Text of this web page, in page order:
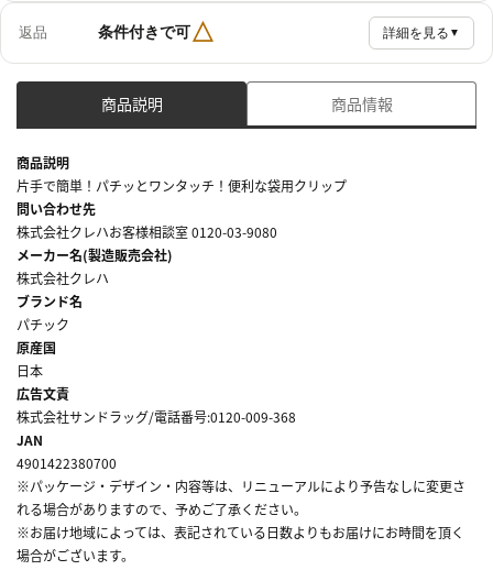
返品 条件付きで可△ 詳細を見る ▼
商品説明 商品情報
商品説明
片手で簡単！パチッとワンタッチ！便利な袋用クリップ
問い合わせ先
株式会社クレハお客様相談室 0120-03-9080
メーカー名(製造販売会社)
株式会社クレハ
ブランド名
パチック
原産国
日本
広告文責
株式会社サンドラッグ/電話番号:0120-009-368
JAN
4901422380700
※パッケージ・デザイン・内容等は、リニューアルにより予告なしに変更さ
れる場合がありますので、予めご了承ください。
※お届け地域によっては、表記されている日数よりもお届けにお時間を頂く
場合がございます。